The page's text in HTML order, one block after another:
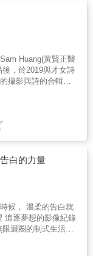
是他獨特的觀點。
還未對外開方的時
澳門和北、中南美
訪的地區，做第一
錄那個年代。那個
鮮明獨特性的年
&ndash; 攝影獎
Huang(黃賢正醫
，於2019與才女詩
攝影與詩的合輯。
開花落，歷經生命
是瞬間的感動與美
品與惠君的詩相
灰的可能性，去除
光躍動在將暗未明
意境融入作品之
景化作水墨般的畫
的呼應，匠心獨運
黃賢正代表作，和
「雅風」、「愫」
幹和白色的雪，產
，但是在統一協調
白的力量
的告白就